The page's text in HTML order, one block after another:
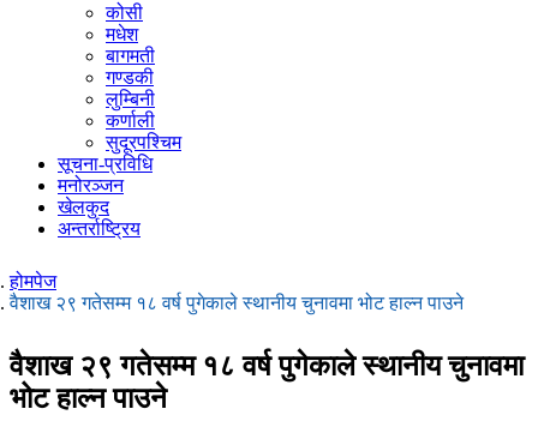
कोसी
मधेश
बागमती
गण्डकी
लुम्बिनी
कर्णाली
सुदूरपश्चिम
सूचना-प्रविधि
मनोरञ्जन
खेलकुद
अन्तर्राष्ट्रिय
होमपेज
वैशाख २९ गतेसम्म १८ वर्ष पुगेकाले स्थानीय चुनावमा भोट हाल्न पाउने
वैशाख २९ गतेसम्म १८ वर्ष पुगेकाले स्थानीय चुनावमा
भोट हाल्न पाउने